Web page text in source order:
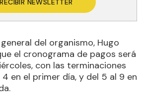
RECIBIR NEWSLETTER
del organismo, Hugo
el cronograma de pagos será
con las terminaciones
4 en el primer día, y del 5 al 9 en